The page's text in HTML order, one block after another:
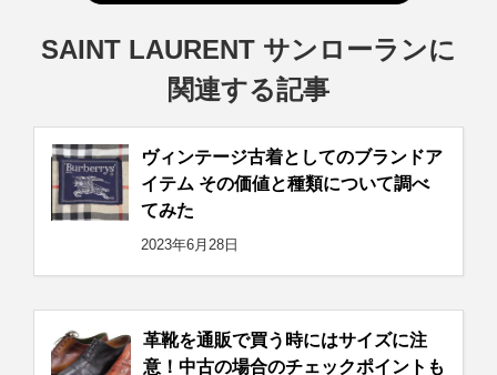
SAINT LAURENT サンローランに
関連する記事
ヴィンテージ古着としてのブランドア
イテム その価値と種類について調べ
てみた
2023年6月28日
革靴を通販で買う時にはサイズに注
意！中古の場合のチェックポイントも